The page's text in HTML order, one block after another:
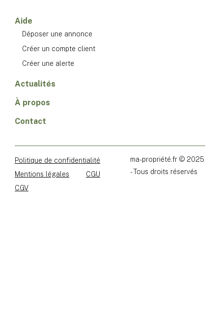
Aide
Déposer une annonce
Créer un compte client
Créer une alerte
Actualités
À propos
Contact
Politique de confidentialité
Mentions légales
CGU
CGV
ma-propriété.fr © 2025
- Tous droits réservés